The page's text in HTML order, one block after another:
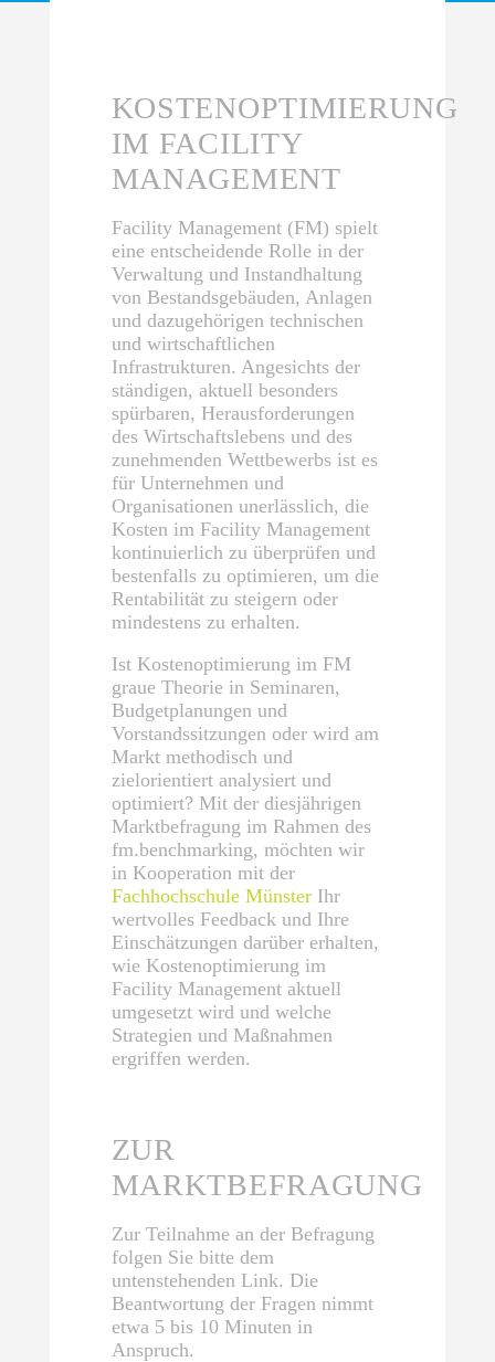
KOSTENOPTIMIERUNG
IM FACILITY
MANAGEMENT
Facility Management (FM) spielt
eine entscheidende Rolle in der
Verwaltung und Instandhaltung
von Bestandsgebäuden, Anlagen
und dazugehörigen technischen
und wirtschaftlichen
Infrastrukturen. Angesichts der
ständigen, aktuell besonders
spürbaren, Herausforderungen
des Wirtschaftslebens und des
zunehmenden Wettbewerbs ist es
für Unternehmen und
Organisationen unerlässlich, die
Kosten im Facility Management
kontinuierlich zu überprüfen und
bestenfalls zu optimieren, um die
Rentabilität zu steigern oder
mindestens zu erhalten.
Ist Kostenoptimierung im FM
graue Theorie in Seminaren,
Budgetplanungen und
Vorstandssitzungen oder wird am
Markt methodisch und
zielorientiert analysiert und
optimiert? Mit der diesjährigen
Marktbefragung im Rahmen des
fm.benchmarking, möchten wir
in Kooperation mit der
Fachhochschule MünsterIhr
wertvolles Feedback und Ihre
Einschätzungen darüber erhalten,
wie Kostenoptimierung im
Facility Management aktuell
umgesetzt wird und welche
Strategien und Maßnahmen
ergriffen werden.
ZUR
MARKTBEFRAGUNG
Zur Teilnahme an der Befragung
folgen Sie bitte dem
untenstehenden Link. Die
Beantwortung der Fragen nimmt
etwa 5 bis 10 Minuten in
Anspruch.